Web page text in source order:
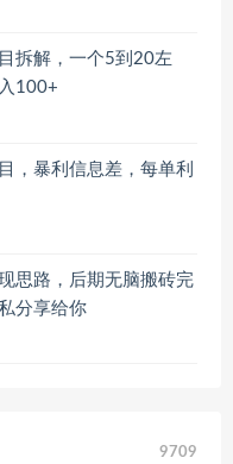
拆解，一个5到20左
100+
，暴利信息差，每单利
思路，后期无脑搬砖完
分享给你
9709